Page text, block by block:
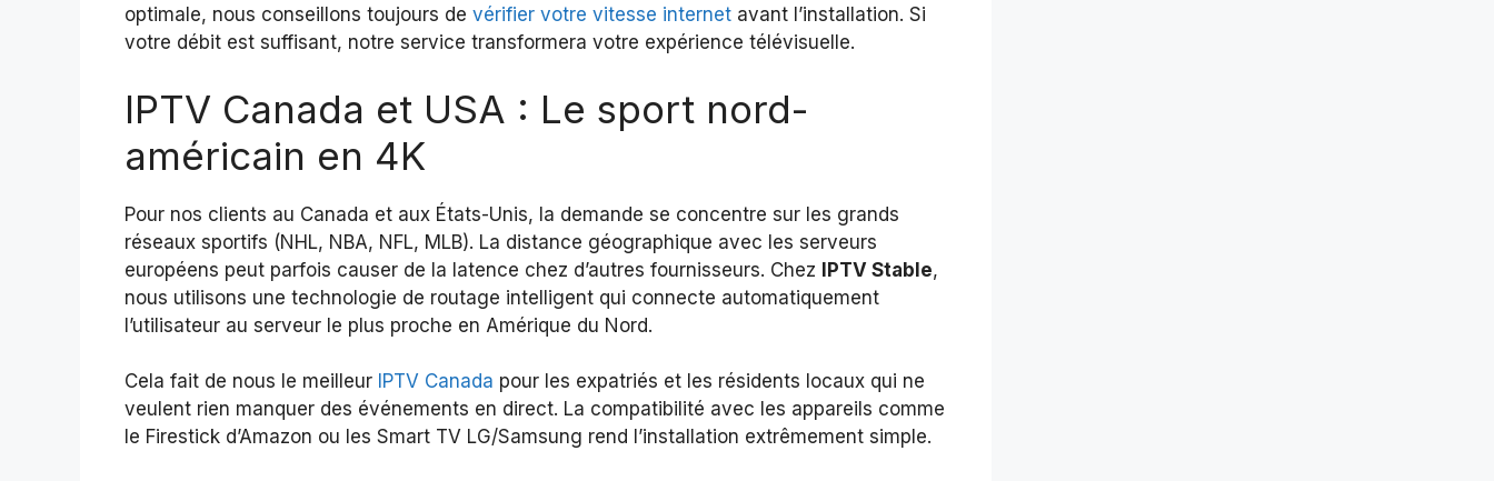
optimale, nous conseillons toujours de vérifier votre vitesse internet avant l’installation. Si
votre débit est suffisant, notre service transformera votre expérience télévisuelle.
IPTV Canada et USA : Le sport nord-
américain en 4K
Pour nos clients au Canada et aux États-Unis, la demande se concentre sur les grands
réseaux sportifs (NHL, NBA, NFL, MLB). La distance géographique avec les serveurs
européens peut parfois causer de la latence chez d’autres fournisseurs. Chez IPTV Stable,
nous utilisons une technologie de routage intelligent qui connecte automatiquement
l’utilisateur au serveur le plus proche en Amérique du Nord.
Cela fait de nous le meilleur IPTV Canada pour les expatriés et les résidents locaux qui ne
veulent rien manquer des événements en direct. La compatibilité avec les appareils comme
le Firestick d’Amazon ou les Smart TV LG/Samsung rend l’installation extrêmement simple.